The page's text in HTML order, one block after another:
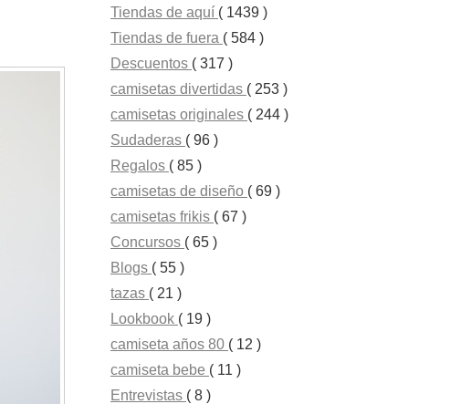
Tiendas de aquí ( 1439 )
Tiendas de fuera ( 584 )
Descuentos ( 317 )
camisetas divertidas ( 253 )
camisetas originales ( 244 )
Sudaderas ( 96 )
Regalos ( 85 )
camisetas de diseño ( 69 )
camisetas frikis ( 67 )
Concursos ( 65 )
Blogs ( 55 )
tazas ( 21 )
Lookbook ( 19 )
camiseta años 80 ( 12 )
camiseta bebe ( 11 )
Entrevistas ( 8 )